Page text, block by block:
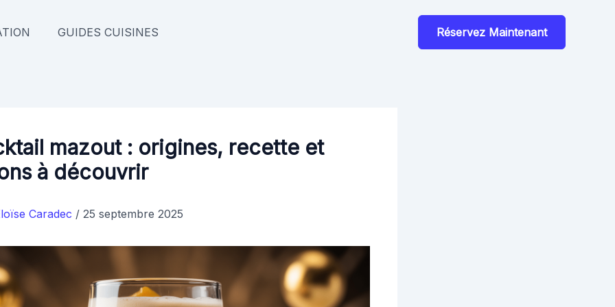
GUIDES CUISINES Réservez Maintenant
mazout : origines, recette et
à découvrir
Caradec / 25 septembre 2025